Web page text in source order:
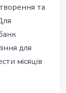
та
для
місяців